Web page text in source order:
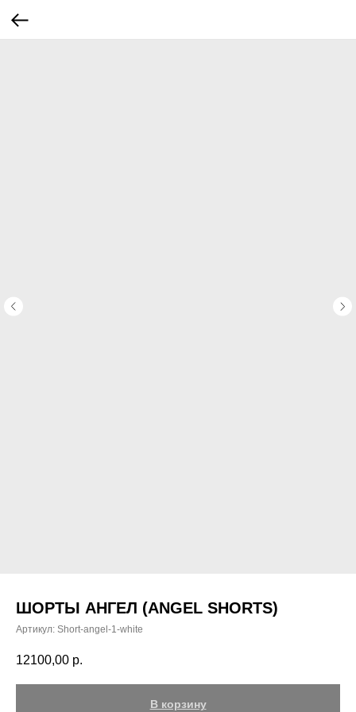
ШОРТЫ АНГЕЛ (ANGEL SHORTS)
Артикул: Short-angel-1-white
12100,00 р.
В корзину